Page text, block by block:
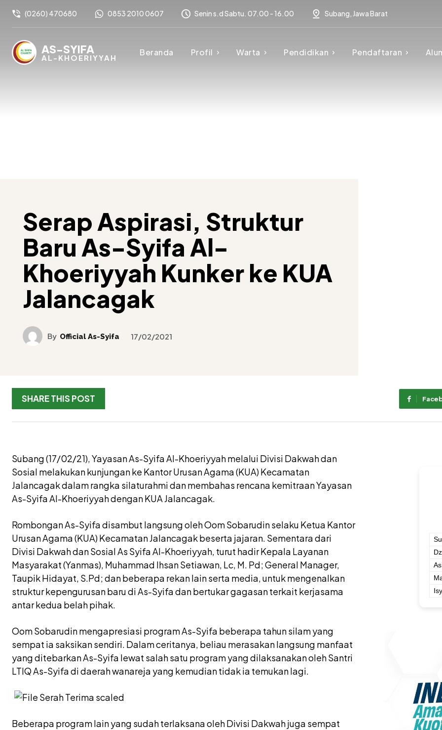
(0260) 470680 0853 2010 0607 Senin s.d Sabtu. 07.00 - 16.00 Subang, Jawa Barat
AS-SYIFA
AL-KHOERIYYAH Beranda Profil Warta Pendidikan Pendaftaran
Serap Aspirasi, Struktur
Baru As-Syifa Al-
Khoeriyyah Kunker ke KUA
Jalancagak
By Official As-Syifa 17/02/2021
SHARE THIS POST
Subang (17/02/21), Yayasan As-Syifa Al-Khoeriyyah melalui Divisi Dakwah dan
Sosial melakukan kunjungan ke Kantor Urusan Agama (KUA) Kecamatan
Jalancagak dalam rangka silaturahmi dan membahas rencana kemitraan Yayasan
As-Syifa Al-Khoeriyyah dengan KUA Jalancagak.
Rombongan As-Syifa disambut langsung oleh Oom Sobarudin selaku Ketua Kantor
Urusan Agama (KUA) Kecamatan Jalancagak beserta jajaran. Sementara dari
Divisi Dakwah dan Sosial As Syifa Al-Khoeriyyah, turut hadir Kepala Layanan
Masyarakat (Yanmas), Muhammad Ihsan Setiawan, Lc, M. Pd; General Manager,
Taupik Hidayat, S.Pd; dan beberapa rekan lain serta media, untuk mengenalkan
struktur kepengurusan baru di As-Syifa dan bertukar gagasan terkait kerjasama
antar kedua belah pihak.
Oom Sobarudin mengapresiasi program As-Syifa beberapa tahun silam yang
sempat ia saksikan sendiri. Dalam ceritanya, beliau merasakan langsung manfaat
yang ditebarkan As-Syifa lewat salah satu program yang dilaksanakan oleh Santri
LTIQ As-Syifa di daerah wanareja yang kemudian tidak ia temukan lagi.
Beberapa program lain yang sudah terlaksana oleh Divisi Dakwah juga sempat